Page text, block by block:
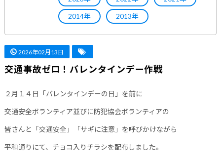
2014年 2013年
2026年02月13日
交通事故ゼロ！バレンタインデー作戦
２月１４日「バレンタインデーの日」を前に
交通安全ボランティア並びに防犯協会ボランティアの
皆さんと「交通安全」「サギに注意」を呼びかけながら
平和通りにて、チョコ入りチラシを配布しました。